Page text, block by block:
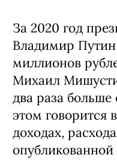
За 2020 год
Владимир Путин
миллионов
Михаил
два раза больше
этом говорится
доходах,